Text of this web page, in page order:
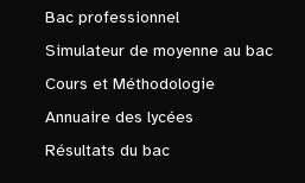
Bac professionnel
Simulateur de moyenne au bac
Cours et Méthodologie
Annuaire des lycées
Résultats du bac